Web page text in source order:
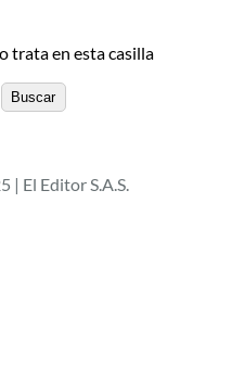
trata en esta casilla
B
u
a
Buscar
El Editor S.A.S.